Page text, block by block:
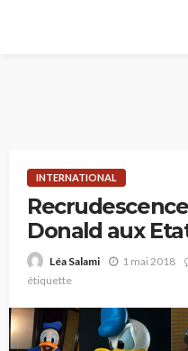
INTERNATIONAL
Donald aux
Léa Salami 1 mai 2018
étiquette